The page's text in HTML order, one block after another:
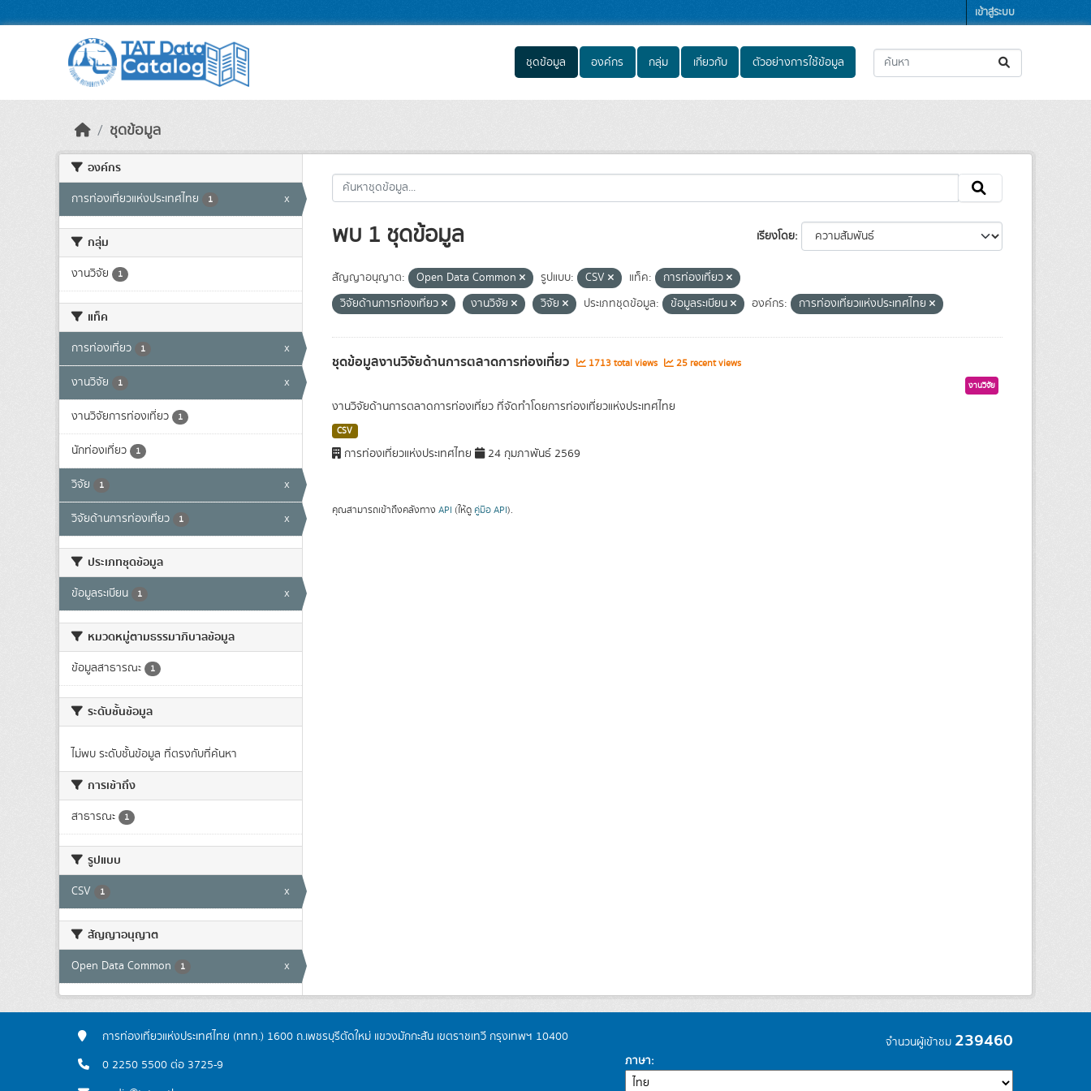
เข้าสู่ระบบ
ชุดข้อมูล องค์กร กลุ่ม เกี่ยวกับ ตัวอย่างการใช้ข้อมูล
ชุดข้อมูล
องค์กร
การท่องเที่ยวแห่งประเทศไทย 1 x
กลุ่ม
งานวิจัย 1
แท็ค
การท่องเที่ยว 1 x
งานวิจัย 1 x
งานวิจัยการท่องเที่ยว 1
นักท่องเที่ยว 1
วิจัย 1 x
วิจัยด้านการท่องเที่ยว 1 x
ประเภทชุดข้อมูล
ข้อมูลระเบียน 1 x
หมวดหมู่ตามธรรมาภิบาลข้อมูล
ข้อมูลสาธารณะ 1
ระดับชั้นข้อมูล
ไม่พบ ระดับชั้นข้อมูล ที่ตรงกับที่ค้นหา
การเข้าถึง
สาธารณะ 1
รูปแบบ
CSV 1 x
สัญญาอนุญาต
Open Data Common 1 x
เรียงโดย
พบ 1 ชุดข้อมูล
สัญญาอนุญาต: Open Data Common รูปแบบ: CSV แท็ค:
การท่องเที่ยว
วิจัยด้านการท่องเที่ยว
งานวิจัย วิจัย ประเภทชุดข้อมูล: ข้อมูลระเบียน องค์กร: การท่องเที่ยวแห่งประเทศไทย
ชุดข้อมูลงานวิจัยด้านการตลาดการท่องเที่ยว 1713 total views 25 recent views
งานวิจัย
งานวิจัยด้านการตลาดการท่องเที่ยว ที่จัดทำโดยการท่องเที่ยวแห่งประเทศไทย
CSV
การท่องเที่ยวแห่งประเทศไทย 24 กุมภาพันธ์ 2569
คุณสามารถเข้าถึงคลังทาง API (ให้ดู คู่มือ API).
การท่องเที่ยวแห่งประเทศไทย (ททท.) 1600 ถ.เพชรบุรีตัดใหม่ แขวงมักกะสัน เขตราชเทวี กรุงเทพฯ 10400
0 2250 5500 ต่อ 3725-9
จำนวนผู้เข้าชม 239460
ภาษา